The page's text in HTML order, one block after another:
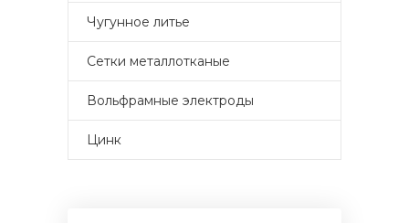
Чугунное литье
Сетки металлотканые
Вольфрамные электроды
Цинк